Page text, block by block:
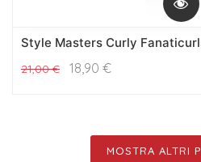
Style Masters Curly
21,00€ 18,90 €
MOSTRA ALTRI